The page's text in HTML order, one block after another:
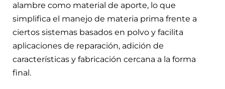
alambre como material de aporte, lo que
simplifica el manejo de materia prima frente a
ciertos sistemas basados en polvo y facilita
aplicaciones de reparación, adición de
características y fabricación cercana a la forma
final.